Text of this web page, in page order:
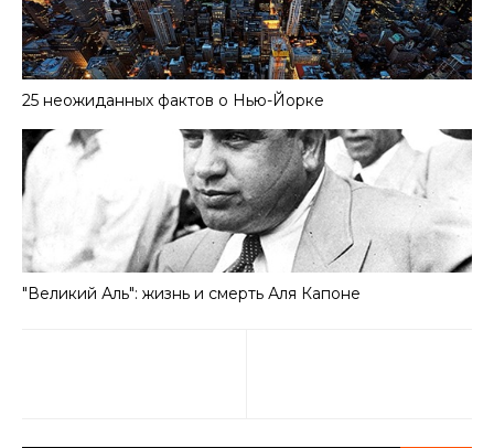
25 неожиданных фактов о Нью-Йорке
"Великий Аль": жизнь и смерть Аля Капоне